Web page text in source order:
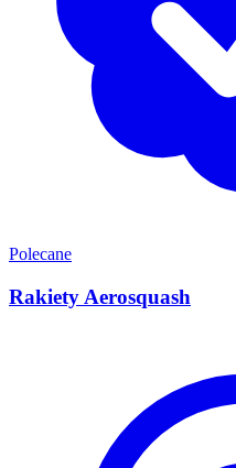
Polecane
Rakiety Aerosquash